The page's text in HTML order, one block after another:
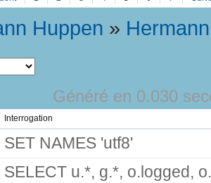
Huppen » Hermann
Généré en 0.030
Interrogation
SET NAMES 'utf8'
SELECT u.*, g.*, o.logged,